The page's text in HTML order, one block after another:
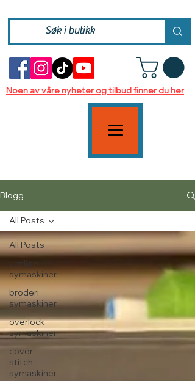
Noen av våre nyheter og tilbud finner du her
Blogg
All Posts
vanlige
symaskiner
broderi
symaskiner
overlock
symaskiner
cover
stitch
symaskiner
All Posts